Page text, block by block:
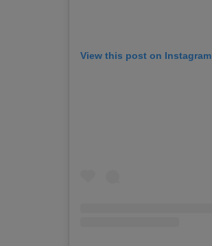
View this post on Instagram